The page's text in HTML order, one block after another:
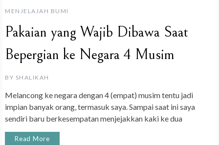
MENJELAJAH BUMI
Pakaian yang Wajib Dibawa Saat
Bepergian ke Negara 4 Musim
BY SHALIKAH
Melancong ke negara dengan 4 (empat) musim tentu jadi
impian banyak orang, termasuk saya. Sampai saat ini saya
sendiri baru berkesempatan menjejakkan kaki ke dua
Read More